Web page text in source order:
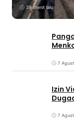
39 menit lalu
7
Izin
7